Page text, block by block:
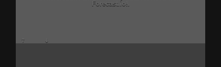
Forecast.io!.